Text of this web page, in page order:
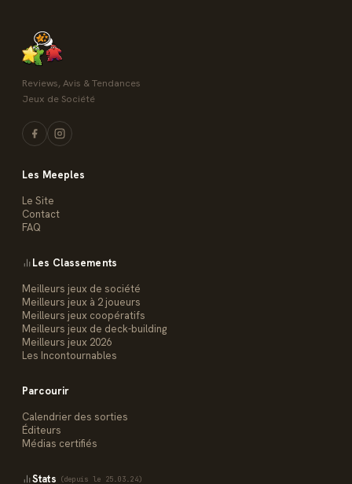
Reviews, Avis & Tendances
Jeux de Société
Les Meeples
Le Site
Contact
FAQ
Les Classements
Meilleurs jeux de société
Meilleurs jeux à 2 joueurs
Meilleurs jeux coopératifs
Meilleurs jeux de deck-building
Meilleurs jeux 2026
Les Incontournables
Parcourir
Calendrier des sorties
Éditeurs
Médias certifiés
Stats (depuis le 25.03.24)